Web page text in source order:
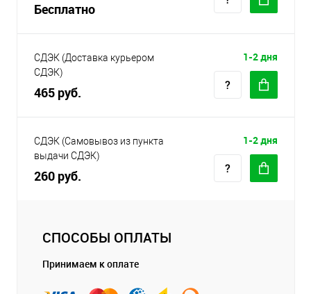
Бесплатно
СДЭК (Доставка курьером
СДЭК)
465 руб.
1-2 дня
СДЭК (Самовывоз из пункта
выдачи СДЭК)
260 руб.
1-2 дня
СПОСОБЫ ОПЛАТЫ
Принимаем к оплате